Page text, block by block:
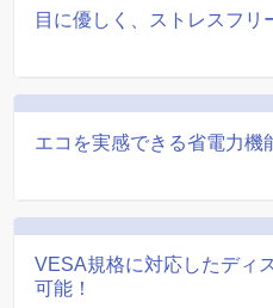
目に優しく、ストレスフリ
エコを実感できる省電力機
VESA規格に対応したディ
可能！